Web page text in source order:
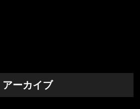
アーカイブ